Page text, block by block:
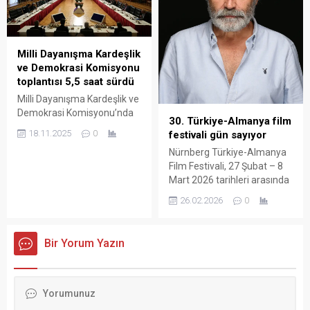
karşıladı. Türkiye ziyaretinin
ardından İstanbul’dan
ayrılan Papa 14. Leo, üç
günlük seyahati için
Lübnan’ın başkenti Beyrut’a
ulaştı. Papa’yı taşıyan ITA...
Başkanı Ahmet Özer ile
görüştü. Görüşmede, Ahmet
Özer’in kızı Seraf Özer, CHP
İstanbul İl Başkanı Özgür
Çelik de yer ald
Milli Dayanışma Kardeşlik
ve Demokrasi Komisyonu
toplantısı 5,5 saat sürdü
Milli Dayanışma Kardeşlik ve
Demokrasi Komisyonu’nda
Savunma Bakanı Yaşar
Demokrasi Komisyonu
TBMM Başkanı Numan
saat 15.20’de başlayan
18.11.2025 0
30. Türkiye-Almanya film
festivali gün sayıyor
Nürnberg Türkiye-Almanya
Film Festivali, 27 Şubat – 8
Mart 2026 tarihleri arasında
30. yılını kutluyor: Haluk
Bilginer onur ödülünü
26.02.2026 0
Bir Yorum Yazın